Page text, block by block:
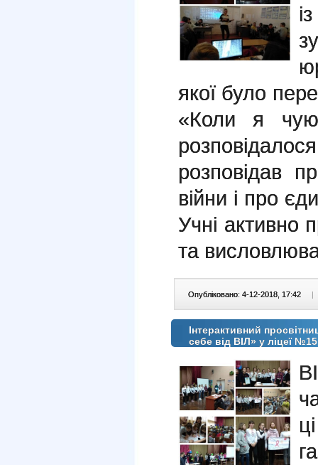
якої було
«Коли я чую
розповідав
війни і про
Учні активно
та
Опубліковано: 4-12-2018, 17:42 |
Інтерактивний
себе від ВІЛ» у ліцеї №15